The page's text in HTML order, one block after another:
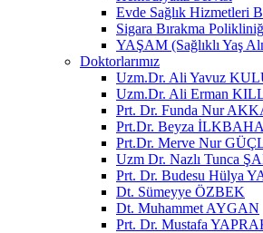
Evde Sağlık Hizmetleri
Sigara Bırakma
YAŞAM (Sağlıklı Yaş
Doktorlarımız
Uzm.Dr. Ali Yavuz
Uzm.Dr. Ali Erman
Prt. Dr. Funda Nur
Prt.Dr. Beyza
Prt.Dr. Merve Nur
Uzm Dr. Nazlı Tunca
Prt. Dr. Budesu Hülya
Dt. Sümeyye ÖZBEK
Dt. Muhammet AYGAN
Prt. Dr. Mustafa